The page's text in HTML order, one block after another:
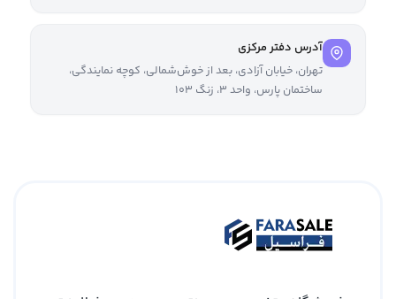
آدرس دفتر مرکزی
تهران، خیابان آزادی، بعد از خوش‌شمالی، کوچه نمایندگی،
ساختمان پارس، واحد ۳، زنگ ۱۰۳